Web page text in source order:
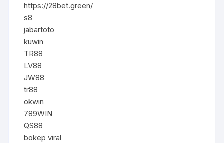
https://28bet.green/
s8
jabartoto
kuwin
TR88
LV88
JW88
tr88
okwin
789WIN
QS88
bokep viral